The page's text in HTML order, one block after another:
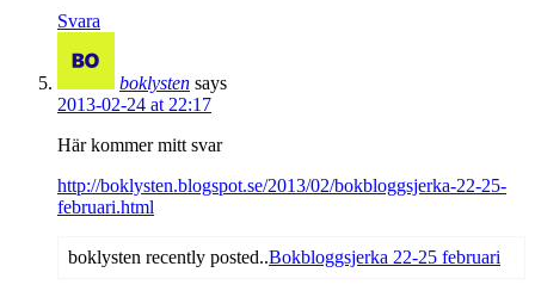
Svara
boklysten says
2013-02-24 at 22:17
Här kommer mitt svar
http://boklysten.blogspot.se/2013/02/bokbloggsjerka-22-25-
februari.html
boklysten recently posted..Bokbloggsjerka 22-25 februari